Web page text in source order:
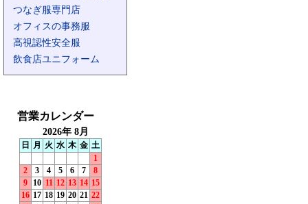
つなぎ服専門店
オフィスの事務服
高視認性安全服
飲食店ユニフォーム